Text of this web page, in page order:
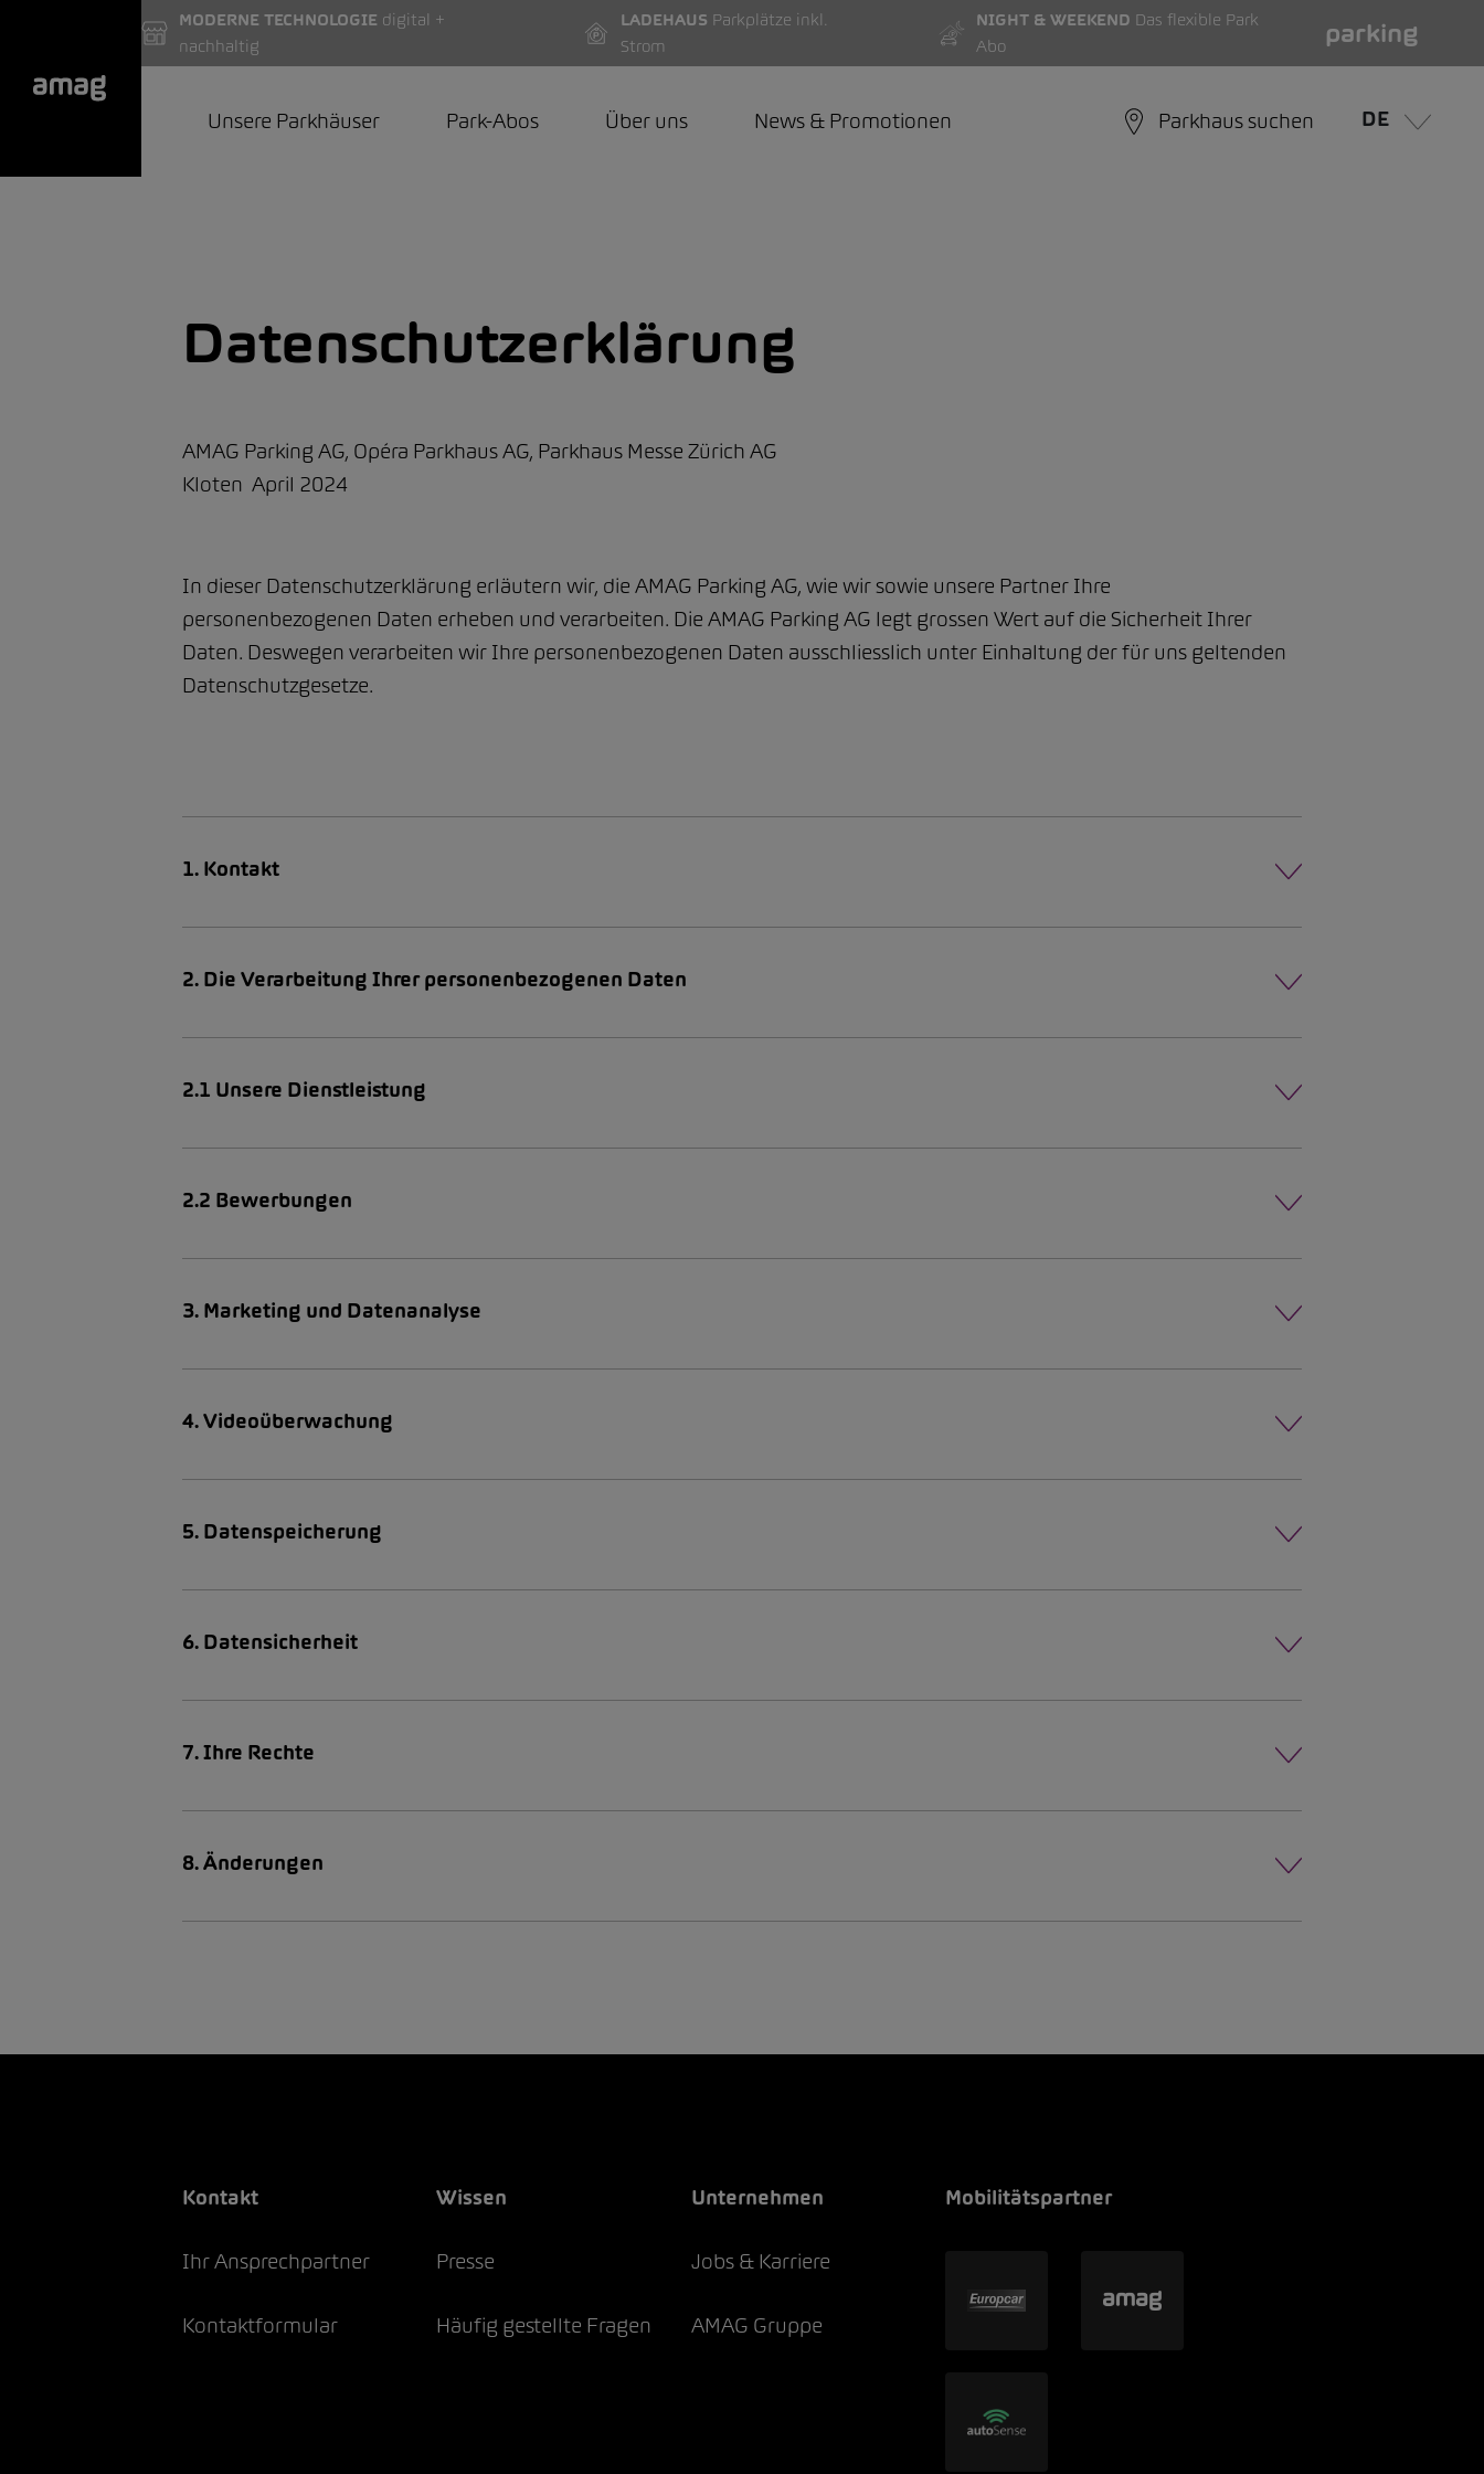
MODERNE TECHNOLOGIE digital +
nachhaltig
LADEHAUS Parkplätze inkl.
Strom
NIGHT & WEEKEND Das flexible Park
Abo
parking
Unsere Parkhäuser Park-Abos Über uns News & Promotionen Parkhaus suchen DE
Datenschutzerklärung
AMAG Parking AG, Opéra Parkhaus AG, Parkhaus Messe Zürich AG
Kloten April 2024
In dieser Datenschutzerklärung erläutern wir, die AMAG Parking AG, wie wir sowie unsere Partner Ihre
personenbezogenen Daten erheben und verarbeiten. Die AMAG Parking AG legt grossen Wert auf die Sicherheit Ihrer
Daten. Deswegen verarbeiten wir Ihre personenbezogenen Daten ausschliesslich unter Einhaltung der für uns geltenden
Datenschutzgesetze.
1. Kontakt
2. Die Verarbeitung Ihrer personenbezogenen Daten
2.1 Unsere Dienstleistung
2.2 Bewerbungen
3. Marketing und Datenanalyse
4. Videoüberwachung
5. Datenspeicherung
6. Datensicherheit
7. Ihre Rechte
8. Änderungen
Kontakt
Ihr Ansprechpartner
Kontaktformular
Wissen
Presse
Häufig gestellte Fragen
Unternehmen
Jobs & Karriere
AMAG Gruppe
Mobilitätspartner